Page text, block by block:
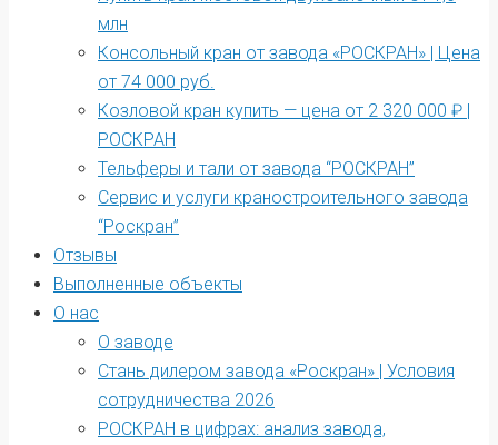
млн
Консольный кран от завода «РОСКРАН» | Цена
от 74 000 руб.
Козловой кран купить — цена от 2 320 000 ₽ |
РОСКРАН
Тельферы и тали от завода “РОСКРАН”
Сервис и услуги краностроительного завода
“Роскран”
Отзывы
Выполненные объекты
О нас
О заводе
Стань дилером завода «Роскран» | Условия
сотрудничества 2026
РОСКРАН в цифрах: анализ завода,